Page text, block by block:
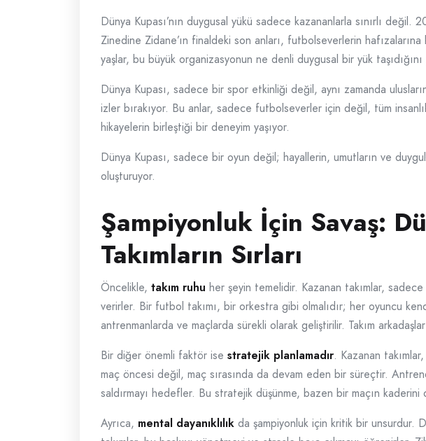
Dünya Kupası’nın duygusal yükü sadece kazananlarla sınırlı değil.
Zinedine Zidane’ın finaldeki son anları, futbolseverlerin
yaşlar, bu büyük organizasyonun ne denli duygusal bir yük
Dünya Kupası, sadece bir spor etkinliği değil, aynı zamanda
izler bırakıyor. Bu anlar, sadece futbolseverler için değil, tüm
hikayelerin birleştiği bir deneyim yaşıyor.
Dünya Kupası, sadece bir oyun değil; hayallerin, umutların ve
oluşturuyor.
Şampiyonluk İçin Savaş:
Takımların Sırları
Öncelikle, takım ruhu her şeyin temelidir. Kazanan takımlar,
verirler. Bir futbol takımı, bir orkestra gibi olmalıdır; her oyuncu
antrenmanlarda ve maçlarda sürekli olarak geliştirilir. Takım
Bir diğer önemli faktör ise stratejik planlamadır. Kazanan
maç öncesi değil, maç sırasında da devam eden bir süreçtir.
saldırmayı hedefler. Bu stratejik düşünme, bazen bir maçın kaderini
Ayrıca, mental dayanıklılık da şampiyonluk için kritik bir unsurdur.